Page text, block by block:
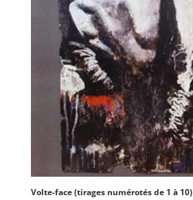
Volte-face (tirages numérotés de 1 à 10)